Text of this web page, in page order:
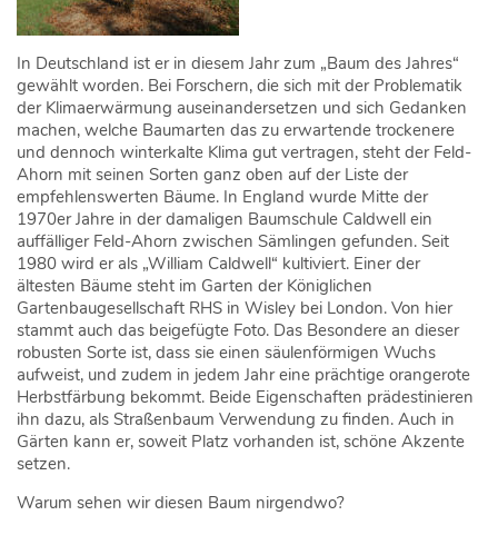
In Deutschland ist er in diesem Jahr zum „Baum des Jahres“
gewählt worden. Bei Forschern, die sich mit der Problematik
der Klimaerwärmung auseinandersetzen und sich Gedanken
machen, welche Baumarten das zu erwartende trockenere
und dennoch winterkalte Klima gut vertragen, steht der Feld-
Ahorn mit seinen Sorten ganz oben auf der Liste der
empfehlenswerten Bäume. In England wurde Mitte der
1970er Jahre in der damaligen Baumschule Caldwell ein
auffälliger Feld-Ahorn zwischen Sämlingen gefunden. Seit
1980 wird er als „William Caldwell“ kultiviert. Einer der
ältesten Bäume steht im Garten der Königlichen
Gartenbaugesellschaft RHS in Wisley bei London. Von hier
stammt auch das beigefügte Foto. Das Besondere an dieser
robusten Sorte ist, dass sie einen säulenförmigen Wuchs
aufweist, und zudem in jedem Jahr eine prächtige orangerote
Herbstfärbung bekommt. Beide Eigenschaften prädestinieren
ihn dazu, als Straßenbaum Verwendung zu finden. Auch in
Gärten kann er, soweit Platz vorhanden ist, schöne Akzente
setzen.
Warum sehen wir diesen Baum nirgendwo?